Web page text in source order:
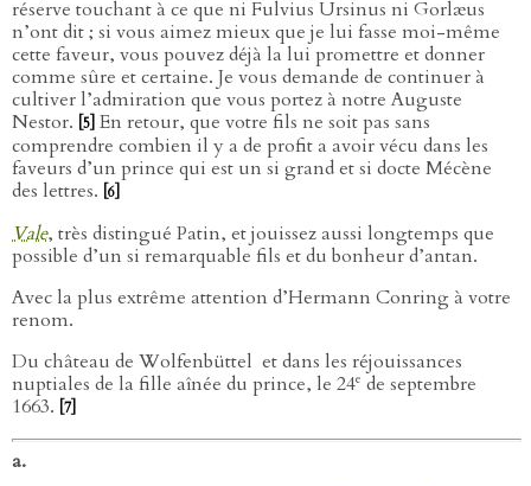
réserve touchant à ce que ni Fulvius Ursinus ni Gorlæus
n’ont dit ; si vous aimez mieux que je lui fasse moi-même
cette faveur, vous pouvez déjà la lui promettre et donner
comme sûre et certaine. Je vous demande de continuer à
cultiver l’admiration que vous portez à notre Auguste
Nestor. [5] En retour, que votre fils ne soit pas sans
comprendre combien il y a de profit a avoir vécu dans les
faveurs d’un prince qui est un si grand et si docte Mécène
des lettres. [6]
Vale, très distingué Patin, et jouissez aussi longtemps que
possible d’un si remarquable fils et du bonheur d’antan.
Avec la plus extrême attention d’Hermann Conring à votre
renom.
Du château de Wolfenbüttel et dans les réjouissances
nuptiales de la fille aînée du prince, le 24e de septembre
1663. [7]
a.